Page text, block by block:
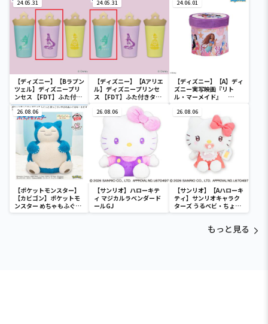
24.05.31
【ディズニー】【Bラプン
ツェル】ディズニープリ
ンセス 【FDT】ふた付き
タンブラー
24.05.31
【ディズニー】【Aアリエ
ル】ディズニープリンセ
ス 【FDT】ふた付きタン
24.06.01
【ディズニー】【A】ディ
ズニー実写映画『リト
ル・マーメイド』
チェアー
26.08.06
【ポケットモンスター】
【カビゴン】ポケットモ
ンスター めちゃもふぐっ
と ほっこりいやされぬい
26.08.06
【サンリオ】ハローキテ
ィ マジカルラベンダード
ールGJ
26.08.06
【サンリオ】【Aハローキ
ティ】サンリオキャラク
ターズ うるベビ・ちょい
デカドール
もっと見る